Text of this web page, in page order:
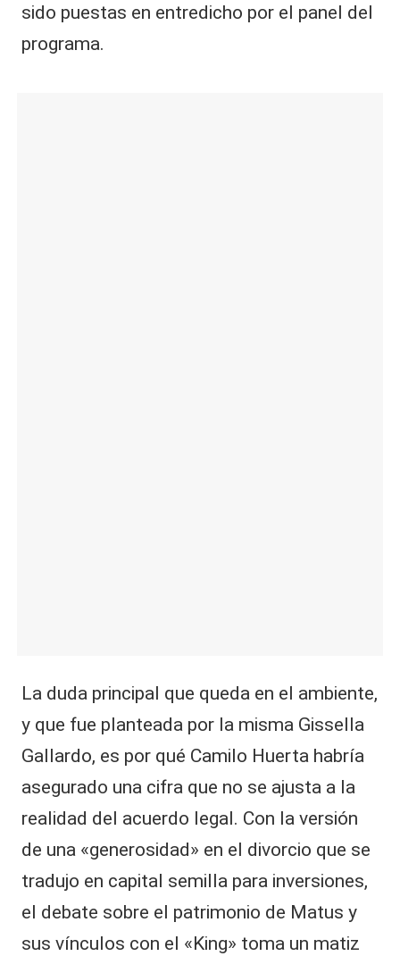
sido puestas en entredicho por el panel del
programa.
La duda principal que queda en el ambiente,
y que fue planteada por la misma Gissella
Gallardo, es por qué Camilo Huerta habría
asegurado una cifra que no se ajusta a la
realidad del acuerdo legal. Con la versión
de una «generosidad» en el divorcio que se
tradujo en capital semilla para inversiones,
el debate sobre el patrimonio de Matus y
sus vínculos con el «King» toma un matiz